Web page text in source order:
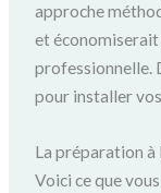
approche
et économiserait
professionnelle.
pour installer
La préparation à
Voici ce que